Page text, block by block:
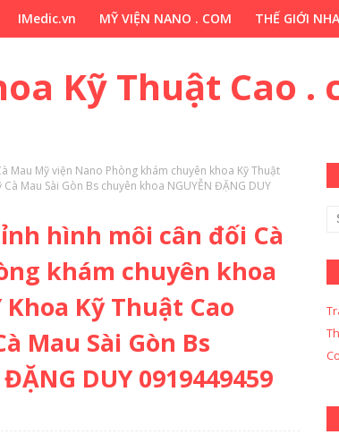
IMedic.vn MỸ VIỆN NANO . COM THẾ GIỚI
Kỹ Thuật Cao .
Mau Mỹ viện Nano Phòng khám chuyên khoa Kỹ Thuật
Mau Sài Gòn Bs chuyên khoa NGUYỄN ĐẶNG DUY
hình môi cân đối Cà
khám chuyên khoa
Kỹ Thuật Cao
Mau Sài Gòn Bs
DUY 0919449459